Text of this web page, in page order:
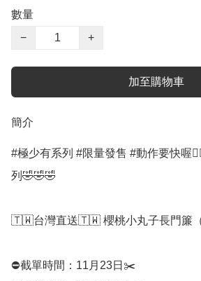
數量
−
+
加至購物車
簡介
#極少有系列 #限量發售 #動作要快喔
列🤣🤣🤣
🇹🇼台灣直送🇹🇼 櫻桃小丸子長門簾
⛔️截單時間：11月23日✂️